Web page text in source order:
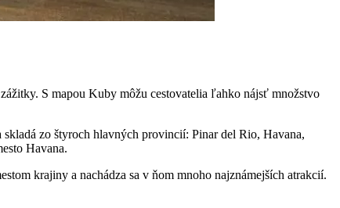
S mapou Kuby môžu cestovatelia ľahko nájsť množstvo
skladá zo štyroch hlavných provincií: Pinar del Rio, Havana,
Havana.
krajiny a nachádza sa v ňom mnoho najznámejších atrakcií.